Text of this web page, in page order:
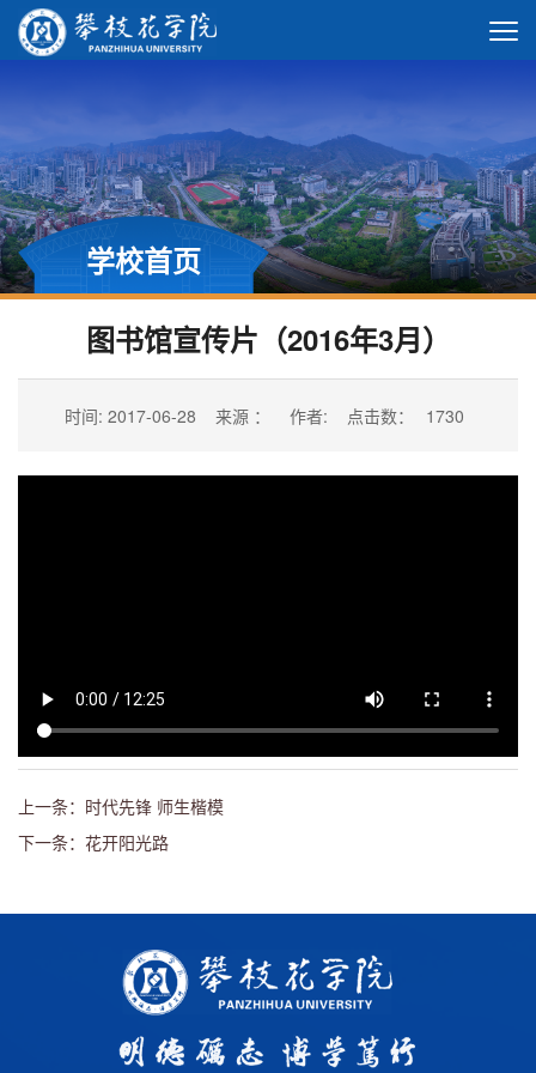
学校首页
图书馆宣传片（2016年3月）
时间: 2017-06-28 来源 ： 作者: 点击数： 1730
上一条：时代先锋 师生楷模
下一条：花开阳光路